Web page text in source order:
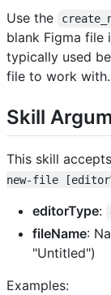
Use the
blank Figma file
typically used
file to work with.
Skill
This skill
new-file
editorType:
fileName:
"Untitled")
Examples: